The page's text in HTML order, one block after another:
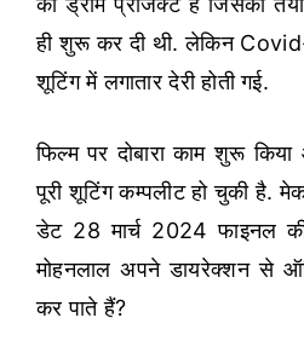
ही शुरू कर दी थी. लेकिन
शूटिंग में लगातार देरी होती गई.
फिल्म पर दोबारा काम शुरू
पूरी शूटिंग कम्पलीट हो चुकी है.
डेट 28 मार्च 2024 फाइनल
मोहनलाल अपने डायरेक्शन से
कर पाते हैं?